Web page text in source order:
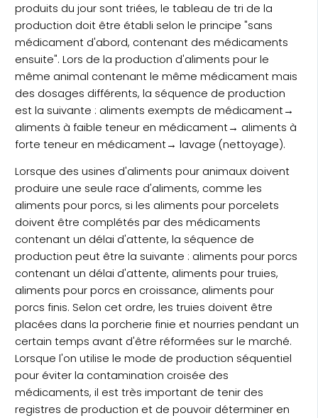
produits du jour sont triées, le tableau de tri de la
production doit être établi selon le principe "sans
médicament d'abord, contenant des médicaments
ensuite". Lors de la production d'aliments pour le
même animal contenant le même médicament mais
des dosages différents, la séquence de production
est la suivante : aliments exempts de médicament→
aliments à faible teneur en médicament→ aliments à
forte teneur en médicament→ lavage (nettoyage).
Lorsque des usines d'aliments pour animaux doivent
produire une seule race d'aliments, comme les
aliments pour porcs, si les aliments pour porcelets
doivent être complétés par des médicaments
contenant un délai d'attente, la séquence de
production peut être la suivante : aliments pour porcs
contenant un délai d'attente, aliments pour truies,
aliments pour porcs en croissance, aliments pour
porcs finis. Selon cet ordre, les truies doivent être
placées dans la porcherie finie et nourries pendant un
certain temps avant d'être réformées sur le marché.
Lorsque l'on utilise le mode de production séquentiel
pour éviter la contamination croisée des
médicaments, il est très important de tenir des
registres de production et de pouvoir déterminer en